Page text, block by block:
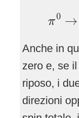
π0 →
π
Anche in
zero e, se
riposo, i
direzioni